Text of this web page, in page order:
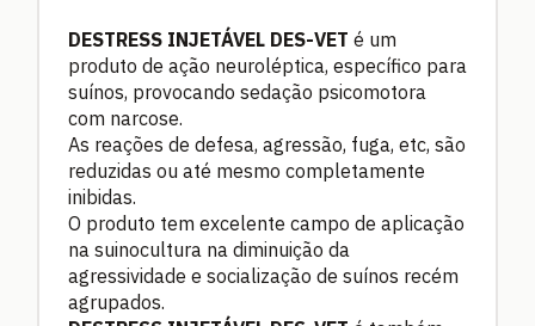
DESTRESS INJETÁVEL DES-VET é um
produto de ação neuroléptica, específico para
suínos, provocando sedação psicomotora
com narcose.
As reações de defesa, agressão, fuga, etc, são
reduzidas ou até mesmo completamente
inibidas.
O produto tem excelente campo de aplicação
na suinocultura na diminuição da
agressividade e socialização de suínos recém
agrupados.